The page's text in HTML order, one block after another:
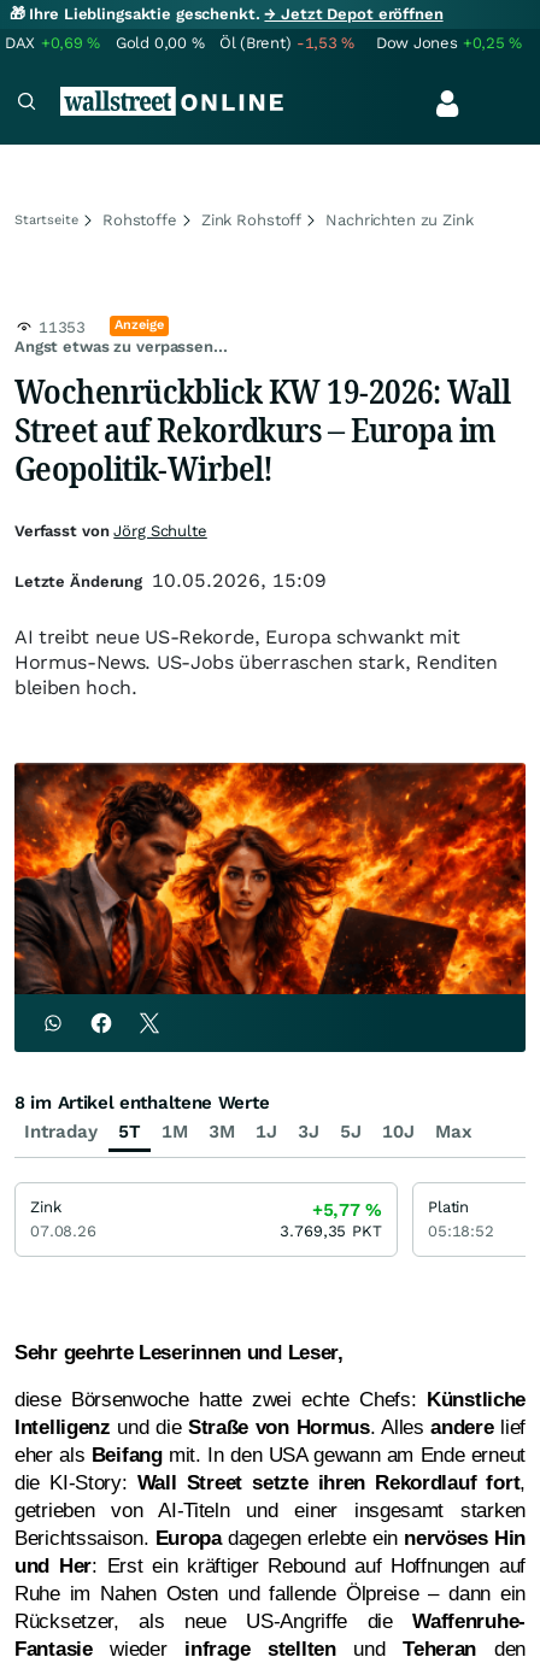
🎁 Ihre Lieblingsaktie geschenkt.→ Jetzt Depot eröffnen
DAX +0,69% Gold 0,00 % Öl (Brent) -1,53% Dow Jones +0,25%
Startseite Rohstoffe Zink Rohstoff Nachrichten zu Zink
Angst etwas zu verpassen...
11353 Anzeige
Wochenrückblick KW 19-2026: Wall
Street auf Rekordkurs – Europa im
Geopolitik-Wirbel!
AI treibt neue US-Rekorde, Europa schwankt mit
Hormus-News. US-Jobs überraschen stark, Renditen
bleiben hoch.
Sehr geehrte Leserinnen und Leser,
diese Börsenwoche hatte zwei echte Chefs: Künstliche
Intelligenz und die Straße von Hormus. Allesanderelief
eher als Beifangmit. In den USA gewann am Ende erneut
die KI-Story: Wall Street setzte ihren Rekordlauf fort,
getrieben von AI-Titeln und einer insgesamt starken
Berichtssaison. Europadagegen erlebte ein nervöses Hin
und Her: Erst ein kräftiger Rebound auf Hoffnungen auf
Ruhe im Nahen Osten und fallende Ölpreise – dann ein
Rücksetzer, als neue US-Angriffe dieWaffenruhe-
Fantasiewieder infrage stelltenundTeheran den
Verfasst vonJörg Schulte
Letzte Änderung 10.05.2026, 15:09
Intraday 5T 1M 3M 1J 3J 5J 10J Max
8 im Artikel enthaltene Werte
Zink
07.08.26
+5,77%
3.769,35 PKT
Platin
05:18:52